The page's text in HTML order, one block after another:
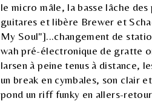
le micro mâle, la basse lâche
guitares et libère Brewer et
My Soul"]...changement de
wah pré-électronique de gratte
larsen à peine tenus à distance,
un break en cymbales, son clair
pond un riff funky en allers-